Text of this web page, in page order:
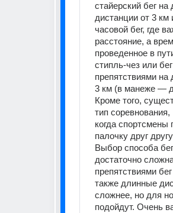
стайерский бег
дистанции от 3 км
часовой бег, где
расстояние, а
проведенное в
стипль-чез или
препятствиями на
3 км (в манеже —
Кроме того,
тип
когда спортсмены
палочку друг
Выбор способа
достаточно
препятствиями
также длинные
сложнее, но для
подойдут. Очень